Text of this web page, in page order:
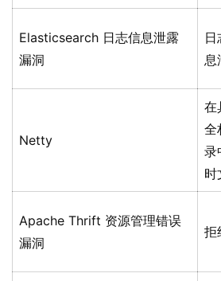
Elasticsearch 日志信息泄露
漏洞
日
息
Netty
在
全
录
时
Apache Thrift 资源管理错误
漏洞
拒